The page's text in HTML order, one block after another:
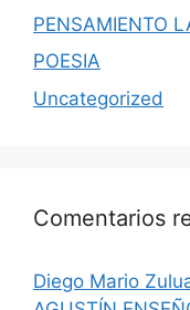
PENSAMIENTO
POESIA
Uncategorized
Comentarios
Diego Mario